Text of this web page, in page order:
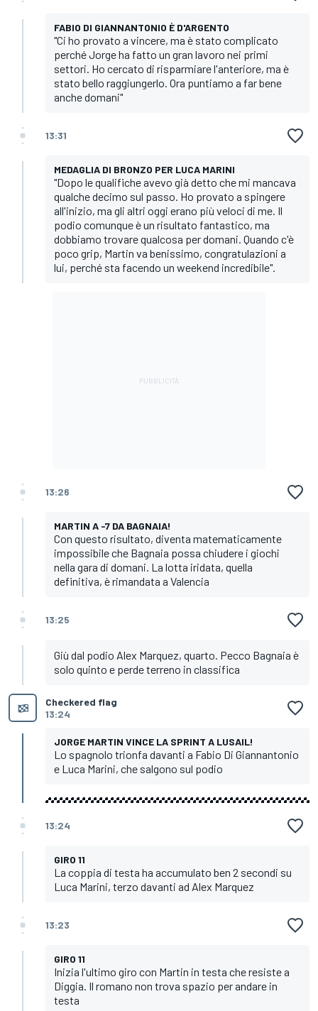
FABIO DI GIANNANTONIO È D'ARGENTO
"Ci ho provato a vincere, ma è stato complicato
perché Jorge ha fatto un gran lavoro nei primi
settori. Ho cercato di risparmiare l'anteriore, ma è
stato bello raggiungerlo. Ora puntiamo a far bene
anche domani"
13:31
MEDAGLIA DI BRONZO PER LUCA MARINI
"Dopo le qualifiche avevo già detto che mi mancava
qualche decimo sul passo. Ho provato a spingere
all'inizio, ma gli altri oggi erano più veloci di me. Il
podio comunque è un risultato fantastico, ma
dobbiamo trovare qualcosa per domani. Quando c'è
poco grip, Martin va benissimo, congratulazioni a
lui, perché sta facendo un weekend incredibile".
13:26
MARTIN A -7 DA BAGNAIA!
Con questo risultato, diventa matematicamente
impossibile che Bagnaia possa chiudere i giochi
nella gara di domani. La lotta iridata, quella
definitiva, è rimandata a Valencia
13:25
Giù dal podio Alex Marquez, quarto. Pecco Bagnaia è
solo quinto e perde terreno in classifica
Checkered flag
13:24
JORGE MARTIN VINCE LA SPRINT A LUSAIL!
Lo spagnolo trionfa davanti a Fabio Di Giannantonio
e Luca Marini, che salgono sul podio
13:24
GIRO 11
La coppia di testa ha accumulato ben 2 secondi su
Luca Marini, terzo davanti ad Alex Marquez
13:23
GIRO 11
Inizia l'ultimo giro con Martin in testa che resiste a
Diggia. Il romano non trova spazio per andare in
testa